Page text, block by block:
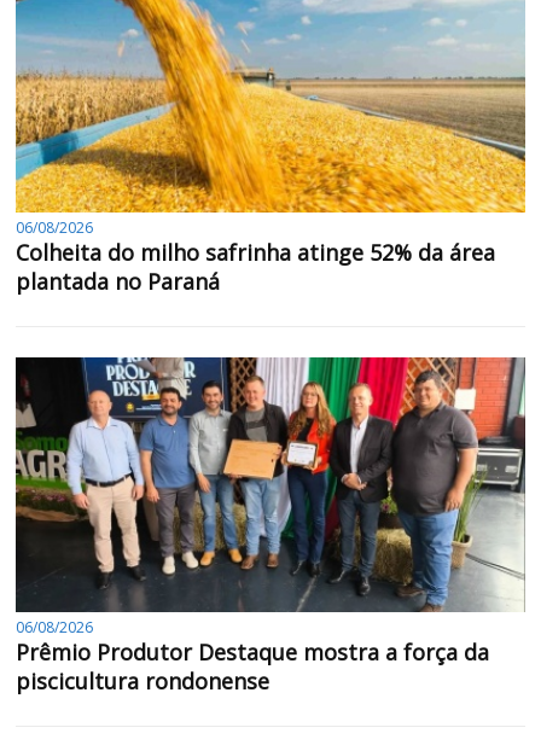
06/08/2026
Colheita do milho safrinha atinge 52% da área
plantada no Paraná
06/08/2026
Prêmio Produtor Destaque mostra a força da
piscicultura rondonense